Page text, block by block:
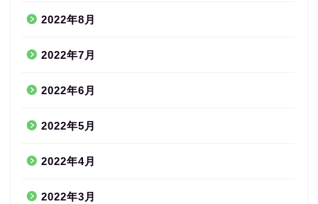
2022年8月
2022年7月
2022年6月
2022年5月
2022年4月
2022年3月